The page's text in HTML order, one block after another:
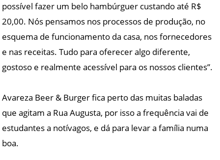
possível fazer um belo hambúrguer custando até R$
20,00. Nós pensamos nos processos de produção, no
esquema de funcionamento da casa, nos fornecedores
e nas receitas. Tudo para oferecer algo diferente,
gostoso e realmente acessível para os nossos clientes”.
Avareza Beer & Burger fica perto das muitas baladas
que agitam a Rua Augusta, por isso a frequência vai de
estudantes a notívagos, e dá para levar a família numa
boa.